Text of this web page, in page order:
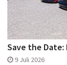
Save the Date:
9 Juli 2026